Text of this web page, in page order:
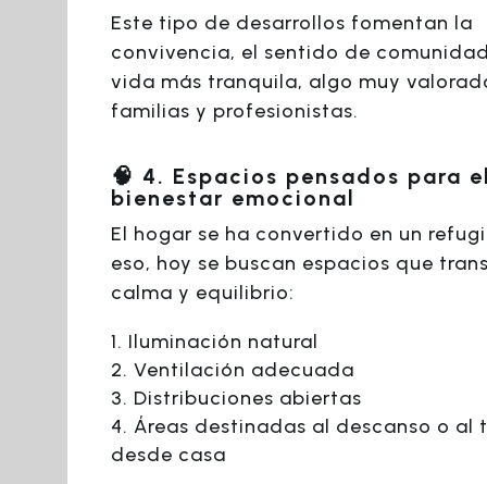
Este tipo de desarrollos fomentan la
convivencia, el sentido de
vida más tranquila, algo muy
familias y profesionistas.
🧠 4. Espacios pensados para
bienestar emocional
El hogar se ha convertido en un
eso, hoy se buscan espacios que
calma y equilibrio:
Iluminación natural
Ventilación adecuada
Distribuciones abiertas
Áreas destinadas al descanso o al
desde casa